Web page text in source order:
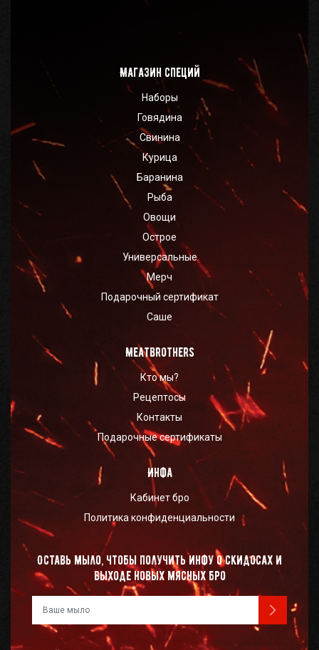
Магазин специй
Наборы
Говядина
Свинина
Курица
Баранина
Рыба
Овощи
Острое
Универсальные
Мерч
Подарочный сертификат
Саше
Meatbrothers
Кто мы?
Рецептосы
Контакты
Подарочные сертификаты
Инфа
Кабинет бро
Политика конфиденциальности
Оставь мыло, чтобы получить инфу о скидосах и
выходе новых мясных бро